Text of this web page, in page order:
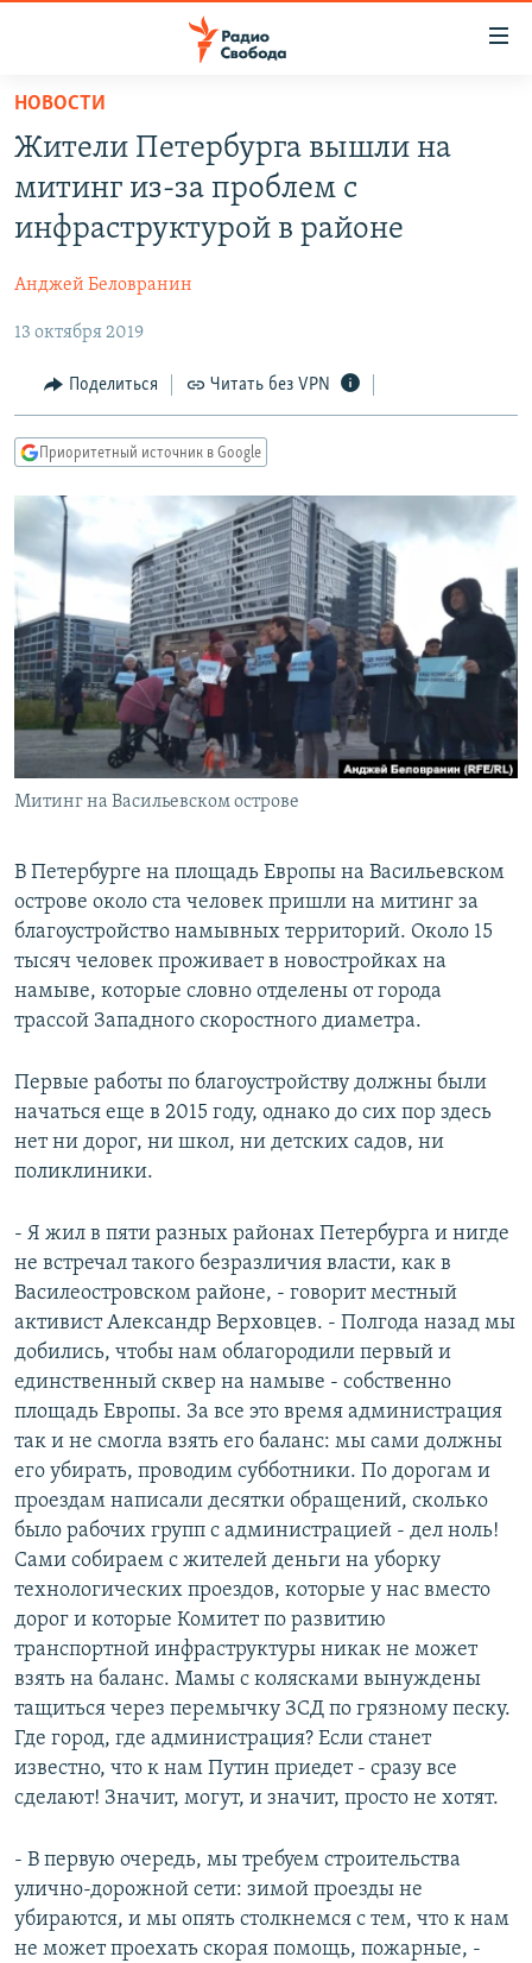
упрощенного
доступа
основному
Вернутся
навигации
Вернутся
поиску
АВТОРСКИЕ ПРОЕКТЫ
МНЕНИЯ
КУЛЬТУРА
IDEL.РЕАЛИИ
СЕВЕР.РЕАЛИИ
СИБИРЬ.РЕАЛИИ
РАСПИСАНИЕ ВЕЩАНИЯ
ПОДПИШИТЕСЬ НА РАССЫЛКУ
СОЦИАЛЬНЫЕ СЕТИ
НОВОСТИ
Жители Петербурга вышли на
митинг из-за проблем с
инфраструктурой в районе
Анджей Беловранин
13 октября 2019
Поделиться Читать без VPN
Приоритетный источник в Google
Митинг на Васильевском острове
В Петербурге на площадь Европы на Васильевском
острове около ста человек пришли на митинг за
благоустройство намывных территорий. Около 15
тысяч человек проживает в новостройках на
намыве, которые словно отделены от города
трассой Западного скоростного диаметра.
Первые работы по благоустройству должны были
начаться еще в 2015 году, однако до сих пор здесь
нет ни дорог, ни школ, ни детских садов, ни
поликлиники.
- Я жил в пяти разных районах Петербурга и нигде
не встречал такого безразличия власти, как в
Василеостровском районе, - говорит местный
активист Александр Верховцев. - Полгода назад мы
добились, чтобы нам облагородили первый и
единственный сквер на намыве - собственно
площадь Европы. За все это время администрация
так и не смогла взять его баланс: мы сами должны
его убирать, проводим субботники. По дорогам и
проездам написали десятки обращений, сколько
было рабочих групп с администрацией - дел ноль!
Сами собираем с жителей деньги на уборку
технологических проездов, которые у нас вместо
дорог и которые Комитет по развитию
транспортной инфраструктуры никак не может
взять на баланс. Мамы с колясками вынуждены
тащиться через перемычку ЗСД по грязному песку.
Где город, где администрация? Если станет
известно, что к нам Путин приедет - сразу все
сделают! Значит, могут, и значит, просто не хотят.
- В первую очередь, мы требуем строительства
улично-дорожной сети: зимой проезды не
убираются, и мы опять столкнемся с тем, что к нам
не может проехать скорая помощь, пожарные, -